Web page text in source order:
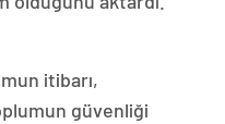
itibarı,
güvenliği